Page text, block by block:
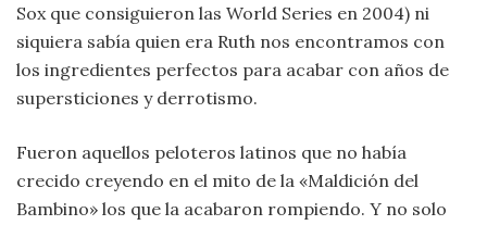
Sox que consiguieron las World Series en 2004) ni
siquiera sabía quien era Ruth nos encontramos con
los ingredientes perfectos para acabar con años de
supersticiones y derrotismo.
Fueron aquellos peloteros latinos que no había
crecido creyendo en el mito de la «Maldición del
Bambino» los que la acabaron rompiendo. Y no solo